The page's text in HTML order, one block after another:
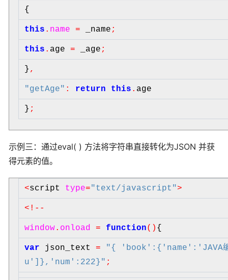
{
this . name = _name ;
this . age = _age ;
} ,
"getAge" : return this . age
} ;
示例三：通过eval( ) 方法将字符串直接转化为JSON 并获
得元素的值。
<script type="text/javascript ">
< ! - -
window. onload = function( ) {
var json_text = "{
u']},'num':222} " ;